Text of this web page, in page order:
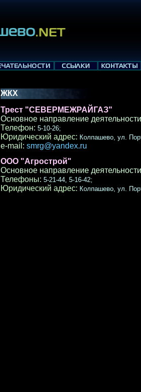
ЖКХ
Трест "СЕВЕРМЕЖРАЙГАЗ"
Основное направление
Телефон: 5-10-26;
Юридический адрес: Колпашево, ул.
e-mail : smrg@yandex.ru
ООО "Агрострой"
Основное направление
Телефоны: 5-21-44, 5-16-42;
Юридический адрес: Колпашево, ул.